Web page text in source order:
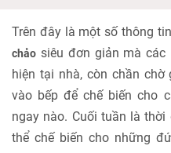
Trên đây là một số thông
chảo siêu đơn giản mà
hiện tại nhà, còn chần
vào bếp để chế biến cho
ngay nào. Cuối tuần là
thể chế biến cho những